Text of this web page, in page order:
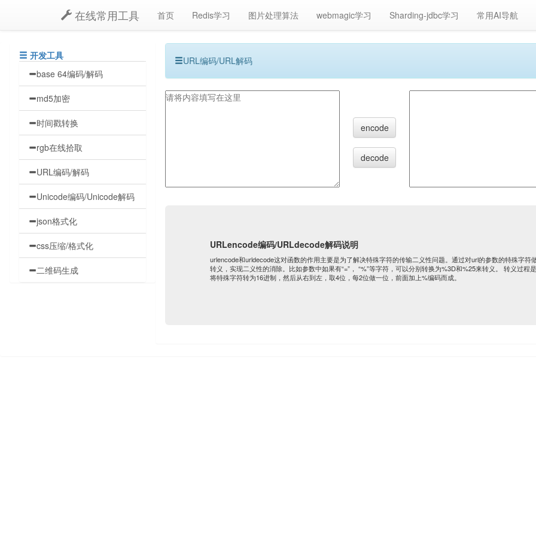
在线常用工具 首页 Redis学习 图片处理算法 webmagic学习 Sharding-jdbc学习 常用AI导航
开发工具
base 64编码/解码
md5加密
时间戳转换
rgb在线拾取
URL编码/解码
Unicode编码/Unicode解码
json格式化
css压缩/格式化
二维码生成
URL编码/URL解码
encode
decode
URLencode编码/URLdecode解码说明
urlencode和urldecode这对函数的作用主要是为了解决特殊字符的传输二义性问题。通过对url的参数的特殊字符
转义，实现二义性的消除。比如参数中如果有“=”， “%”等字符，可以分别转换为%3D和%25来转义。 转义过程是
将特殊字符转为16进制，然后从右到左，取4位，每2位做一位，前面加上%编码而成。